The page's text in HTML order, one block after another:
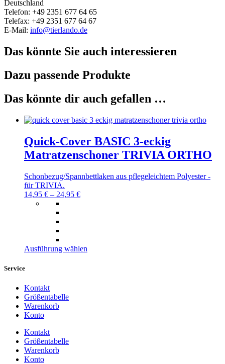
Deutschland
Telefon: +49 2351 677 64 65
Telefax: +49 2351 677 64 67
E-Mail: info@tierlando.de
Das könnte Sie auch interessieren
Dazu passende Produkte
Das könnte dir auch gefallen …
Quick-Cover BASIC 3-eckig
Matratzenschoner TRIVIA ORTHO
Schonbezug/Spannbettlaken aus pflegeleichtem Polyester -
für TRIVIA.
14,95 € – 24,95 €
Ausführung wählen
Service
Kontakt
Größentabelle
Warenkorb
Konto
Kontakt
Größentabelle
Warenkorb
Konto